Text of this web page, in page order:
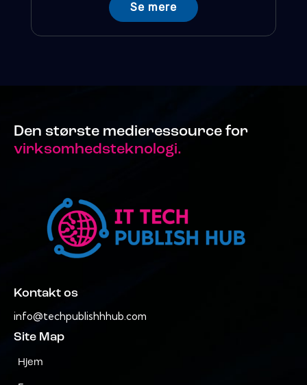
Se mere
Den største medieressource for
virksomhedsteknologi.
Kontakt os
info@techpublishhhub.com
Site Map
Hjem